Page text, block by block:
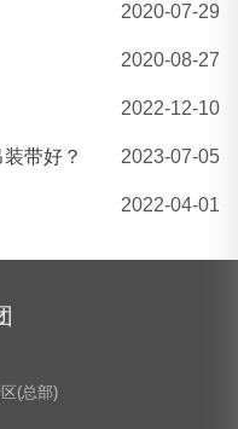
2020-07-29
2020-08-27
2022-12-10
带好？ 2023-07-05
2022-04-01
(总部)